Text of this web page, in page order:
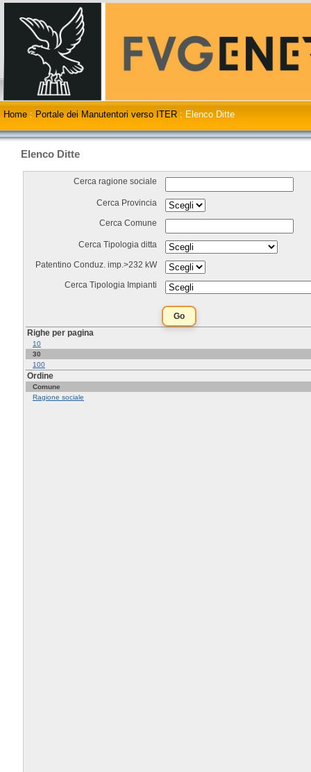
Home : Portale dei Manutentori verso ITER : Elenco Ditte
Elenco Ditte
Cerca ragione sociale
Cerca Provincia
Cerca Comune
Cerca Tipologia ditta
Patentino Conduz. imp.>232 kW
Cerca Tipologia Impianti
Righe per pagina
10
30
100
Ordine
Comune
Ragione sociale